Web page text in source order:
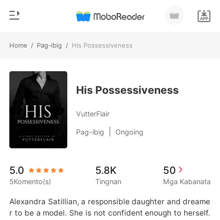
Home / Pag-ibig / His Possessiveness
MAG-TOP UP
Kasaysayan ng Pagbasa
Mag-log out
Kunin ang APP
Genre
Makabago
Pag-ibig
Bilyonaryo
Bahaghari
His Possessiveness
VutterFlair
Pag-ibig Ongoing
5.0
5Komento(s)
5.8K
Tingnan
50
Mga Kabanata
Alexandra Satillian, a responsible daughter and dreame
r to be a model. She is not confident enough to herself.